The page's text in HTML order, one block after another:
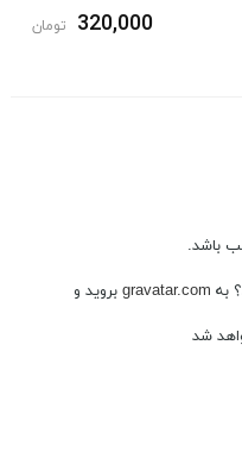
320,000 تومان
باشد.
به gravatar.com بروید و
شد